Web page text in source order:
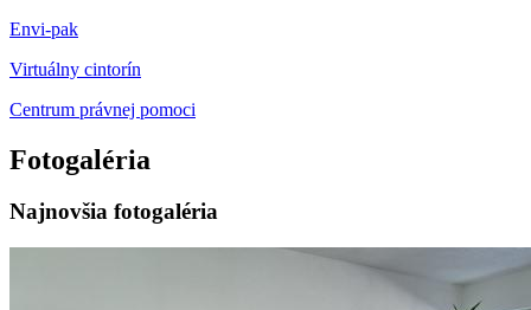
Envi-pak
Virtuálny cintorín
Centrum právnej pomoci
Fotogaléria
Najnovšia fotogaléria